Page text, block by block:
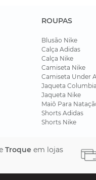
ROUPAS
Blusão Nike
Calça Adidas
Calça Nike
Camiseta Nike
Camiseta Under
Jaqueta Columbia
Jaqueta Nike
Maiô Para
Shorts Adidas
Shorts Nike
Troque em lojas